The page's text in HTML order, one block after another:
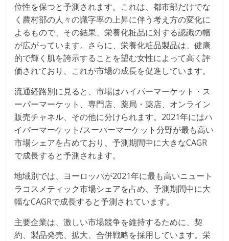
位性を保つと予測されます。これは、都市部だけでな
く農村部の人々の識字率の上昇に伴う考え方の変化に
よるもので、その結果、栄養化粧品に対する認識の幅
が広がっています。さらに、栄養化粧品製品は、健康
的で輝く肌を誇示することを望む女性によって高く評
価されており、これが市場の成長を促進しています。
流通経路別に見ると、市場はハイパーマーケット・ス
ーパーマーケット、専門店、薬局・薬店、オンライン
販売チャネル、その他に分けられます。2021年にはハ
イパーマーケット/スーパーマーケット分野が最も高い
市場シェアを占めており、予測期間中に大きなCAGR
で成長すると予測されます。
地域別では、ヨーロッパが2021年に最も高いニュート
ラコスメティック市場シェアを占め、予測期間中に大
幅なCAGRで成長すると予測されています。
主要企業は、激しい市場競争を維持するために、契
約、製品発売、拡大、合併戦略を採用しています。栄